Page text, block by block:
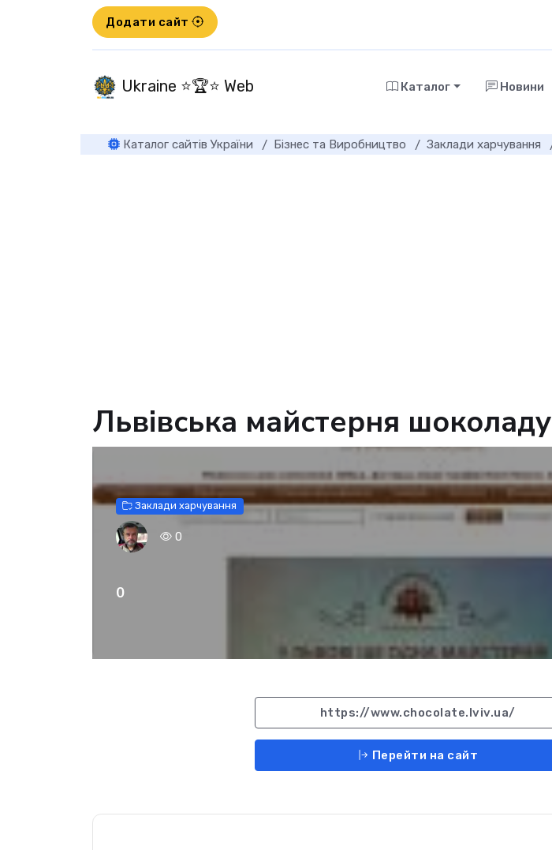
Додати сайт
Ukraine ⭐🏆⭐ Web Каталог Новини
Каталог сайтів України Бізнес та Виробництво Заклади харчування
Львівська майстерня шоколаду
Заклади харчування
0
0
https://www.chocolate.lviv.ua/
Перейти на сайт